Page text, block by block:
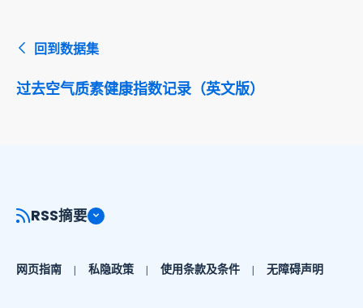
回到数据集
过去空气质素健康指数记录（英文版）
RSS摘要
网页指南 私隐政策 使用条款及条件 无障碍声明